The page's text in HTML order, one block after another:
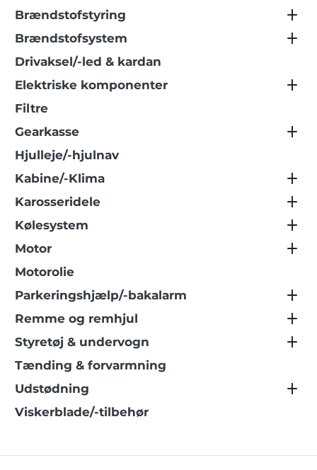
Brændstofstyring
Brændstofsystem
Drivaksel/-led & kardan
Elektriske komponenter
Filtre
Gearkasse
Hjulleje/-hjulnav
Kabine/-Klima
Karosseridele
Kølesystem
Motor
Motorolie
Parkeringshjælp/-bakalarm
Remme og remhjul
Styretøj & undervogn
Tænding & forvarmning
Udstødning
Viskerblade/-tilbehør